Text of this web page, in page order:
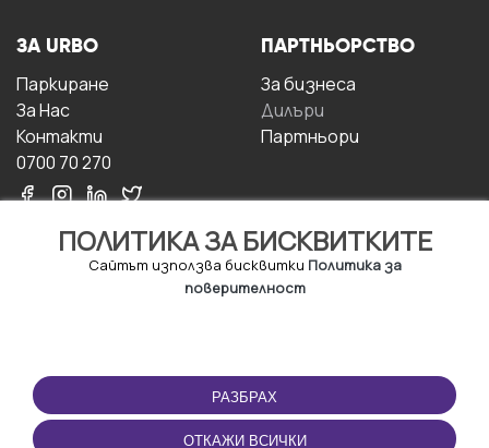
ПОЛИТИКА ЗА БИСКВИТКИТЕ
Сайтът използва бисквитки Политика за
поверителност
РАЗБРАХ
ОТКАЖИ ВСИЧКИ
ЗА URBO
Паркиране
За Hас
Контакти
0700 70 270
ПАРТНЬОРСТВО
За бизнесa
Дилъри
Партньори
ПОЛЗВАНЕ
Правила и условия за
ползване
ПРИЛОЖЕНИЕТО